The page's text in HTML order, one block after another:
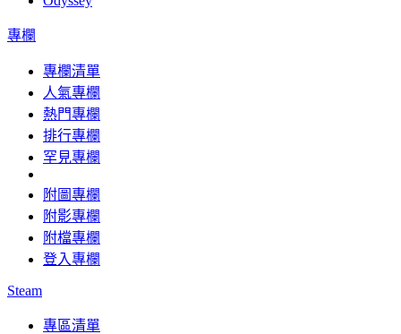
專欄
專欄清單
人氣專欄
熱門專欄
排行專欄
罕見專欄
附圖專欄
附影專欄
附檔專欄
登入專欄
Steam
專區清單